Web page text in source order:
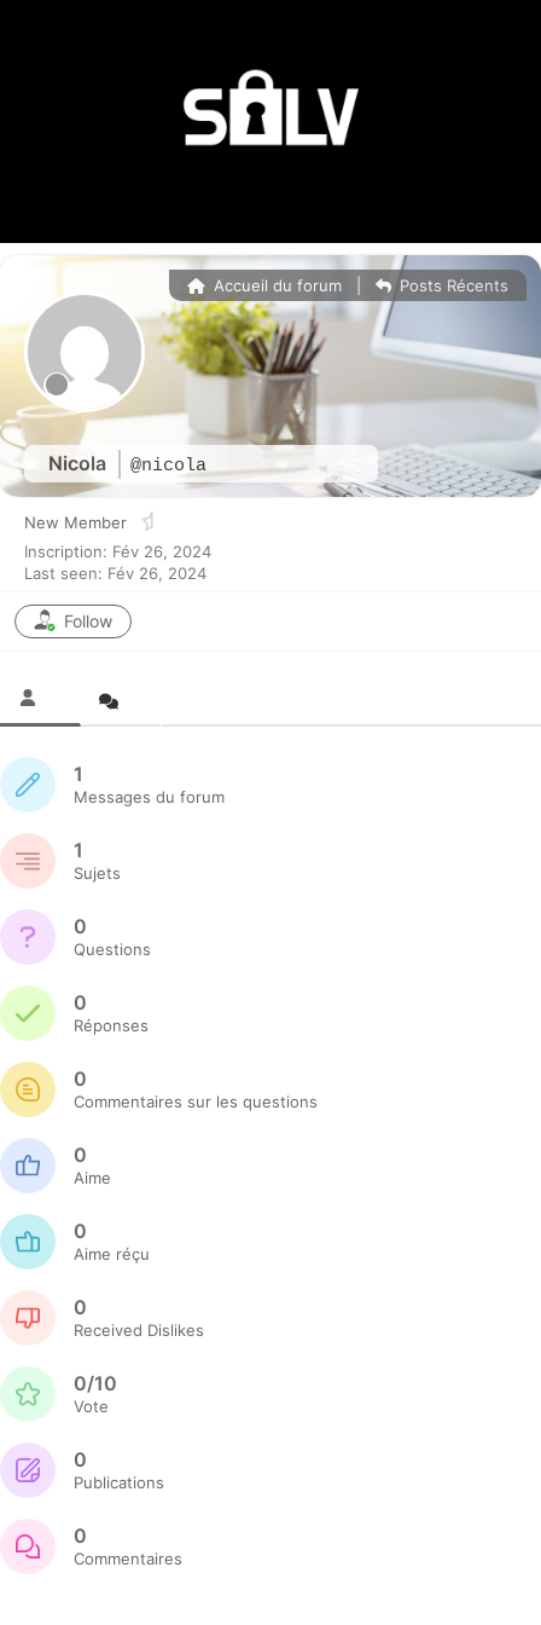
Nicola @nicola
Accueil du forum Posts Récents
New Member
Inscription: Fév 26, 2024
Last seen: Fév 26, 2024
Follow
1
Messages du forum
1
Sujets
0
Questions
0
Réponses
0
Commentaires sur les questions
0
Aime
0
Aime réçu
0
Received Dislikes
0/10
Vote
0
Publications
0
Commentaires